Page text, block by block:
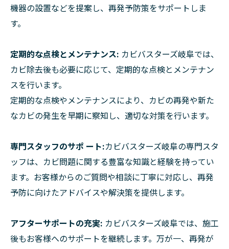
機器の設置などを提案し、再発予防策をサポートしま
す。
定期的な点検とメンテナンス: カビバスターズ岐阜では、
カビ除去後も必要に応じて、定期的な点検とメンテナン
スを行います。
定期的な点検やメンテナンスにより、カビの再発や新た
なカビの発生を早期に察知し、適切な対策を行います。
専門スタッフのサポ ート:カビバスターズ岐阜の専門スタ
ッフは、カビ問題に関する豊富な知識と経験を持ってい
ます。お客様からのご質問や相談に丁寧に対応し、再発
予防に向けたアドバイスや解決策を提供します。
アフターサポートの充実: カビバスターズ岐阜では、施工
後もお客様へのサポートを継続します。万が一、再発が